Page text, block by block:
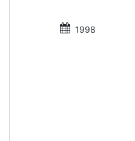
1998